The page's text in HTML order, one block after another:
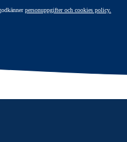
personuppgifter och cookies policy.